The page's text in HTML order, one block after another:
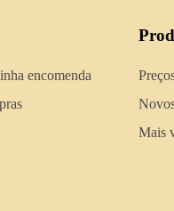
encomenda
Mais